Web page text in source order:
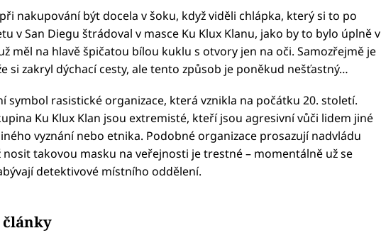
nakupování být docela v šoku, když viděli chlápka, který si to po
v San Diegu štrádoval v masce Ku Klux Klanu, jako by to bylo úplně v
měl na hlavě špičatou bílou kuklu s otvory jen na oči. Samozřejmě je
si zakryl dýchací cesty, ale tento způsob je poněkud nešťastný…
symbol rasistické organizace, která vznikla na počátku 20. století.
Ku Klux Klan jsou extremisté, kteří jsou agresivní vůči lidem jiné
vyznání nebo etnika. Podobné organizace prosazují nadvládu
nosit takovou masku na veřejnosti je trestné – momentálně už se
detektivové místního oddělení.
články